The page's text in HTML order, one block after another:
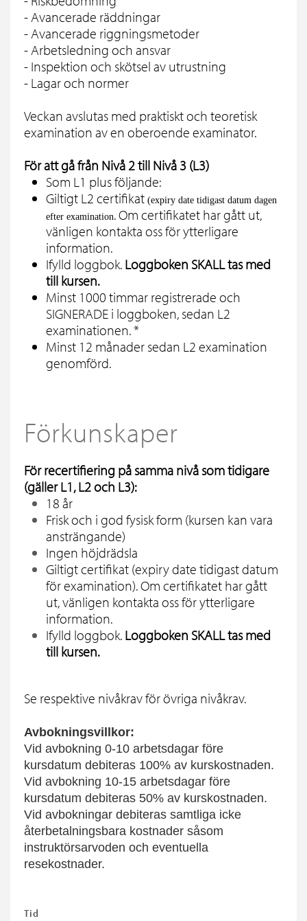
- Avancerade räddningar
- Avancerade riggningsmetoder
- Arbetsledning och ansvar
- Inspektion och skötsel av utrustning
- Lagar och normer
Veckan avslutas med praktiskt och teoretisk
examination av en oberoende examinator.
För att gå från Nivå 2 till Nivå 3 (L3)
Som L1 plus följande:
Giltigt L2 certifikat (expiry date tidigast datum dagen
efter examination. Om certifikatet har gått ut,
vänligen kontakta oss för ytterligare
information.
Ifylld loggbok. Loggboken SKALL tas med
till kursen.
Minst 1000 timmar registrerade och
SIGNERADE i loggboken, sedan L2
examinationen. *
Minst 12 månader sedan L2 examination
genomförd.
Förkunskaper
För recertifiering på samma nivå som tidigare
(gäller L1, L2 och L3):
18 år
Frisk och i god fysisk form (kursen kan vara
ansträngande)
Ingen höjdrädsla
Giltigt certifikat (expiry date tidigast datum
för examination). Om certifikatet har gått
ut, vänligen kontakta oss för ytterligare
information.
Ifylld loggbok. Loggboken SKALL tas med
till kursen.
Se respektive nivåkrav för övriga nivåkrav.
Avbokningsvillkor:
Vid avbokning 0-10 arbetsdagar före
kursdatum debiteras 100% av kurskostnaden.
Vid avbokning 10-15 arbetsdagar före
kursdatum debiteras 50% av kurskostnaden.
Vid avbokningar debiteras samtliga icke
återbetalningsbara kostnader såsom
instruktörsarvoden och eventuella
resekostnader.
Tid